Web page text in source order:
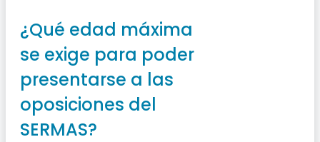
¿Qué edad máxima
se exige para poder
presentarse a las
oposiciones del
SERMAS?